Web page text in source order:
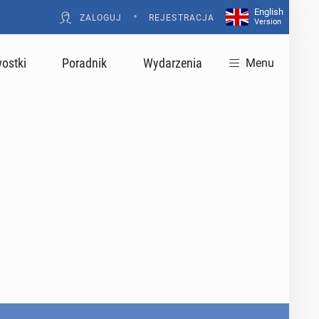
ZALOGUJ • REJESTRACJA
English
Version
Poradnik Wydarzenia Menu